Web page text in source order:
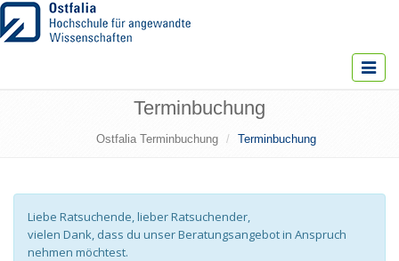
Toggle
Terminbuchung
Ostfalia Terminbuchung Terminbuchung
Liebe Ratsuchende, lieber Ratsuchender,
vielen Dank, dass du unser Beratungsangebot in Anspruch
nehmen möchtest.